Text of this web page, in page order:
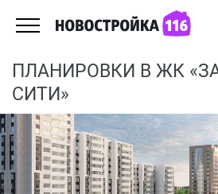
ПЛАНИРОВКИ В ЖК
СИТИ»